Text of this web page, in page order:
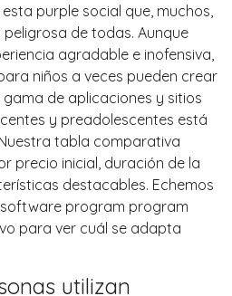
purple social que, muchos,
de todas. Aunque
agradable e inofensiva,
niños a veces pueden crear
de aplicaciones y sitios
y preadolescentes está
tabla comparativa
precio inicial, duración de la
destacables. Echemos
program program
para ver cuál se adapta
utilizan